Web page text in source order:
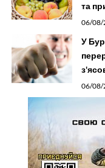
та
06/08/
У
06/08/